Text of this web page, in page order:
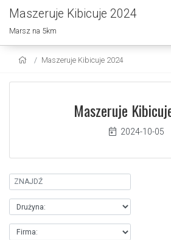
Maszeruje Kibicuje 2024
Marsz na 5km
Maszeruje Kibicuje 2024
Maszeruje
2024-10-05